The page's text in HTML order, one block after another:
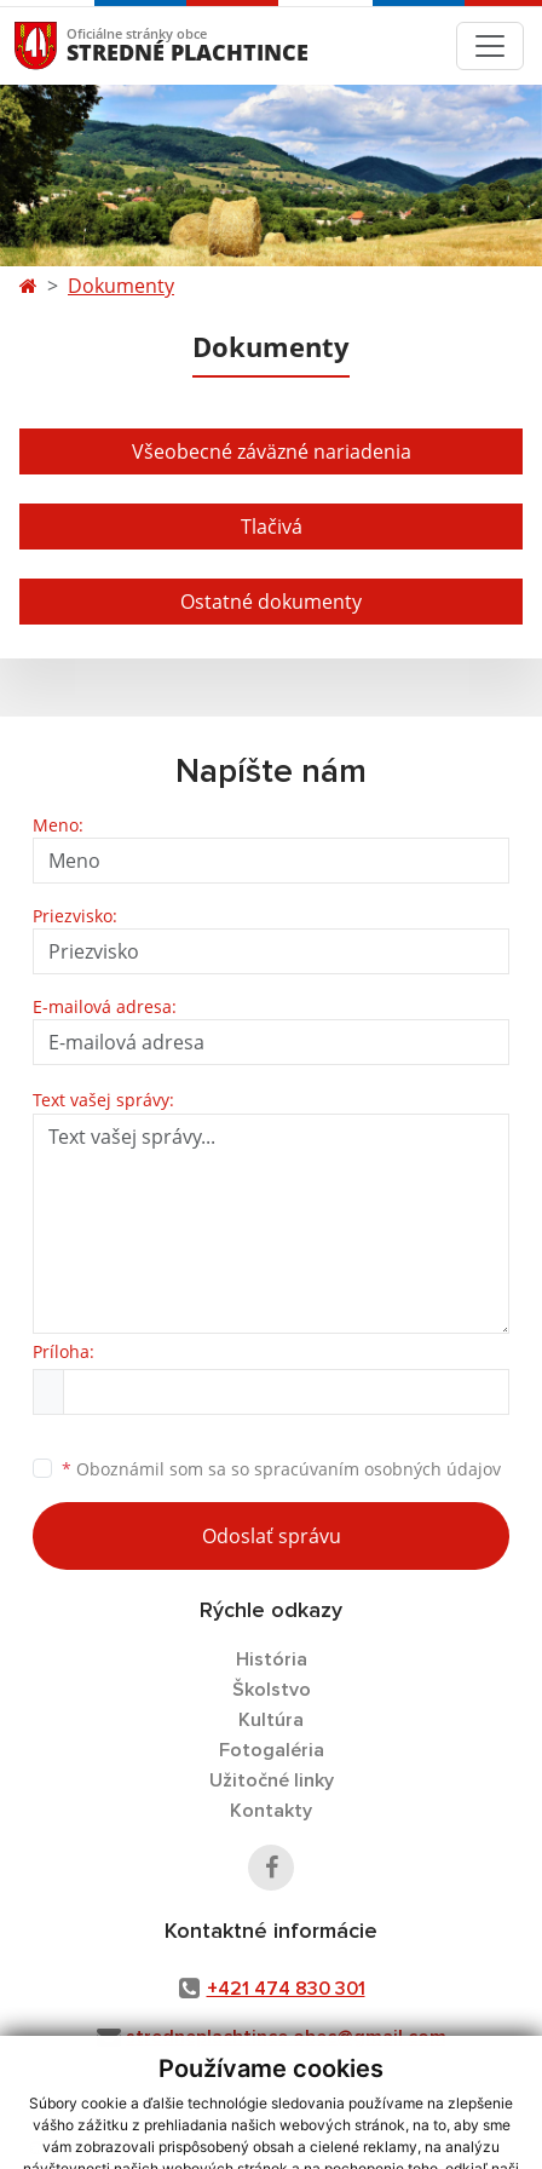
Používame cookies
Súbory cookie a ďalšie technológie sledovania používame na zlepšenie
vášho zážitku z prehliadania našich webových stránok, na to, aby sme
vám zobrazovali prispôsobený obsah a cielené reklamy, na analýzu
Oficiálne stránky obce
STREDNÉ PLACHTINCE
Dokumenty
Dokumenty
Všeobecné záväzné nariadenia
Tlačivá
Ostatné dokumenty
Napíšte nám
Meno:
Priezvisko:
E-mailová adresa:
Text vašej správy:
Príloha:
* Oboznámil som sa so spracúvaním osobných údajov
Odoslať správu
Rýchle odkazy
História
Školstvo
Kultúra
Fotogaléria
Užitočné linky
Kontakty
Kontaktné informácie
+421 474 830 301
stredneplachtince.obec@gmail.com
využite možnosť získavania aktuálnych informácií s využitím RSS